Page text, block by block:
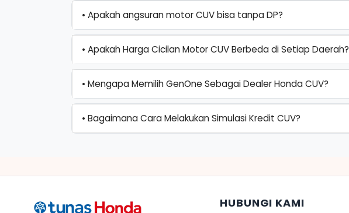
• Apakah angsuran motor CUV bisa tanpa DP?
• Apakah Harga Cicilan Motor CUV Berbeda di Setiap Daerah?
• Mengapa Memilih GenOne Sebagai Dealer Honda CUV?
• Bagaimana Cara Melakukan Simulasi Kredit CUV?
HUBUNGI KAMI